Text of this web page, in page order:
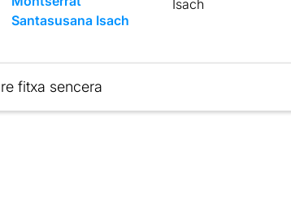
Santasusana Isach
Isach
fitxa sencera